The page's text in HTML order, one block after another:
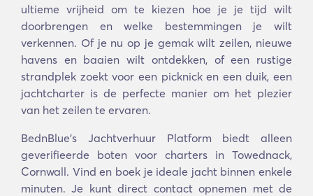
ultieme vrijheid om te kiezen hoe je je tijd wilt
doorbrengen en welke bestemmingen je wilt
verkennen. Of je nu op je gemak wilt zeilen, nieuwe
havens en baaien wilt ontdekken, of een rustige
strandplek zoekt voor een picknick en een duik, een
jachtcharter is de perfecte manier om het plezier
van het zeilen te ervaren.
BednBlue's Jachtverhuur Platform biedt alleen
geverifieerde boten voor charters in Towednack,
Cornwall. Vind en boek je ideale jacht binnen enkele
minuten. Je kunt direct contact opnemen met de